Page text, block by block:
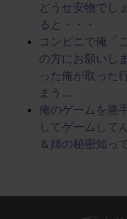
どうせ安物でし
ると・・・
コンビニで俺「
の方にお願いし
った俺が取った
まう…
俺のゲームを勝
してゲームして
＆姉の秘密知っ